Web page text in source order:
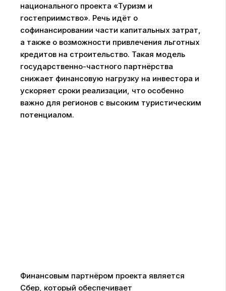
национального проекта «Туризм и
гостеприимство». Речь идёт о
софинансировании части капитальных затрат,
а также о возможности привлечения льготных
кредитов на строительство. Такая модель
государственно-частного партнёрства
снижает финансовую нагрузку на инвестора и
ускоряет сроки реализации, что особенно
важно для регионов с высоким туристическим
потенциалом.
Финансовым партнёром проекта является
Сбер, который обеспечивает